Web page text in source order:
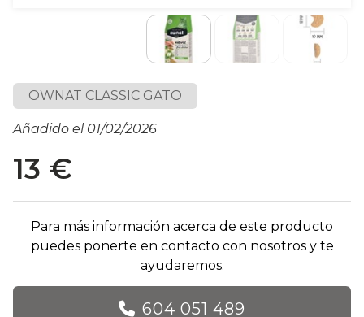
OWNAT CLASSIC GATO
Añadido el 01/02/2026
13 €
Para más información acerca de este producto
puedes ponerte en contacto con nosotros y te
ayudaremos.
604 051 489